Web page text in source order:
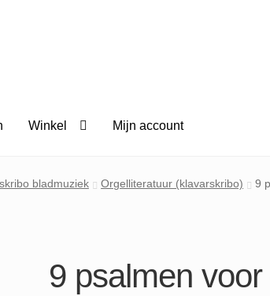
Winkel Mijn account
bladmuziek Orgelliteratuur (klavarskribo) 9
9 psalmen voor